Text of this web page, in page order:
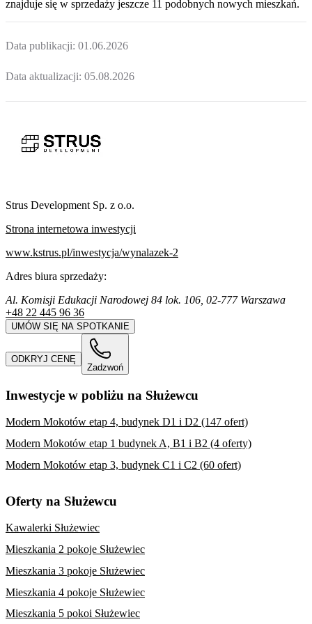
znajduje się w sprzedaży jeszcze 11 podobnych nowych mieszkań.
Data publikacji: 01.06.2026
Data aktualizacji: 05.08.2026
Strus Development Sp. z o.o.
Strona internetowa inwestycji
www.kstrus.pl/inwestycja/wynalazek-2
Adres biura sprzedaży:
Al. Komisji Edukacji Narodowej 84 lok. 106, 02-777 Warszawa
+48 22 445 96 36
UMÓW SIĘ NA SPOTKANIE
ODKRYJ CENĘ
Zadzwoń
Inwestycje w pobliżu na Służewcu
Modern Mokotów etap 4, budynek D1 i D2 (147 ofert)
Modern Mokotów etap 1 budynek A, B1 i B2 (4 oferty)
Modern Mokotów etap 3, budynek C1 i C2 (60 ofert)
Oferty na Służewcu
Kawalerki Służewiec
Mieszkania 2 pokoje Służewiec
Mieszkania 3 pokoje Służewiec
Mieszkania 4 pokoje Służewiec
Mieszkania 5 pokoi Służewiec